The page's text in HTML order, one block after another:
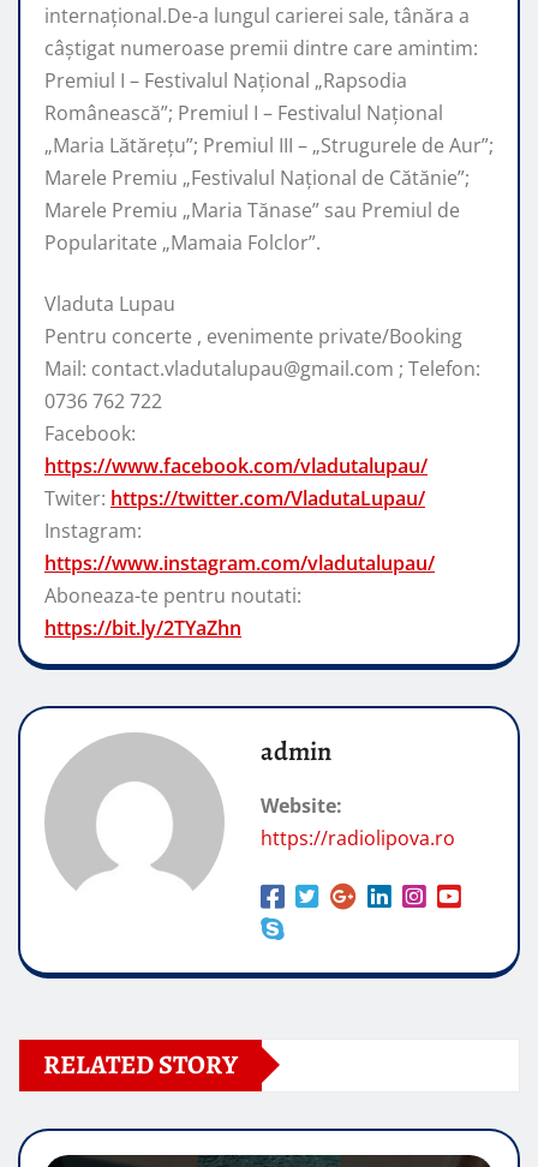
internaţional.De-a lungul carierei sale, tânăra a
câştigat numeroase premii dintre care amintim:
Premiul I – Festivalul Național „Rapsodia
Românească”; Premiul I – Festivalul Național
„Maria Lătărețu”; Premiul III – „Strugurele de Aur”;
Marele Premiu „Festivalul Național de Cătănie”;
Marele Premiu „Maria Tănase” sau Premiul de
Popularitate „Mamaia Folclor”.
Vladuta Lupau
Pentru concerte , evenimente private/Booking
Mail: contact.vladutalupau@gmail.com ; Telefon:
0736 762 722
Facebook:
https://www.facebook.com/vladutalupau/
Twiter: https://twitter.com/VladutaLupau/
Instagram:
https://www.instagram.com/vladutalupau/
Aboneaza-te pentru noutati:
https://bit.ly/2TYaZhn
admin
Website:
https://radiolipova.ro
RELATED STORY